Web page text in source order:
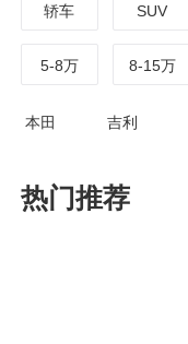
轿车 SUV
5-8万 8-15万
本田 吉利
热门推荐